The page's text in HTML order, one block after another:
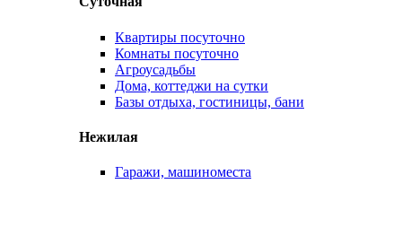
Квартиры посуточно
Комнаты посуточно
Агроусадьбы
Дома, коттеджи на сутки
Базы отдыха, гостиницы, бани
Нежилая
Гаражи, машиноместа